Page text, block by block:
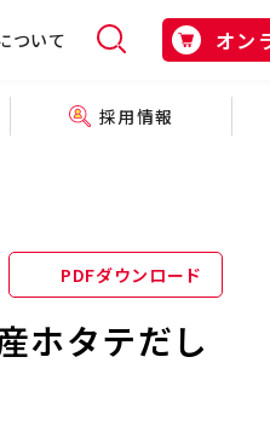
ついて オン
採用情報
PDFダウンロード
ホタテだし